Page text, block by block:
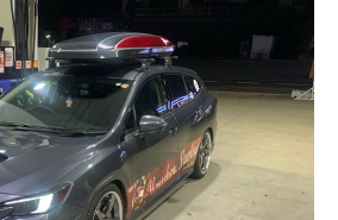
Заказать
Главная
Коврики
Перешив интерьера
Авто свет и защита